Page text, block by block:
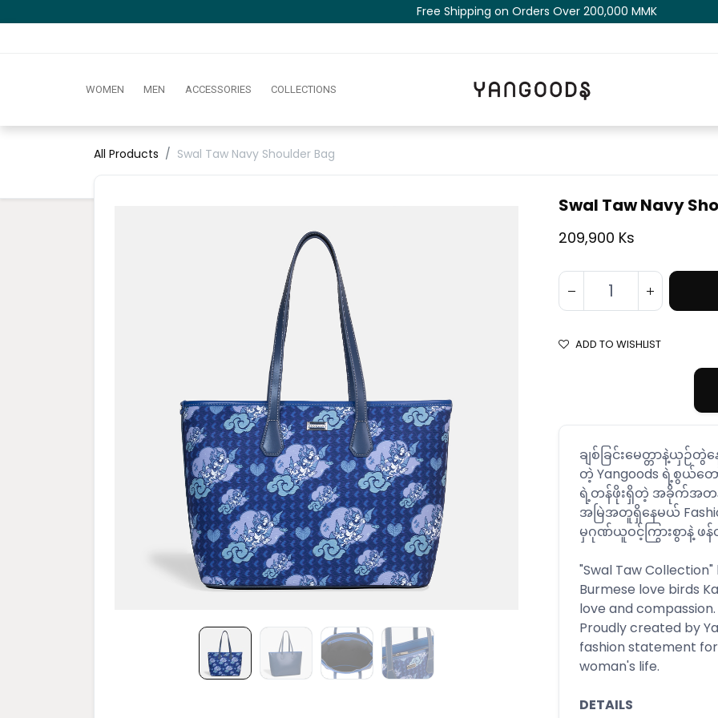
Free Shipping on Orders Over 200,000 MM​K​​ ​​​
WOMEN MEN ACCESSORIES COLLECTIONS
All Products Swal Taw Navy Shoulder Bag
Swal Taw Navy
209,900 Ks
ADD TO WISHLIST
ချစ်ခြင်းမေတ္တာနဲ့ယှဉ်
တဲ့ Yangoods ရဲ့စွယ်တ
ရဲ့တန်ဖိုးရှိတဲ့ အခိုက်အတ
အမြဲအတူရှိနေမယ်
မှဂုဏ်ယူဝင့်ကြွားစွာနဲ့
"Swal Taw
Burmese love birds
love and compassion.
Proudly created by
fashion statement
woman's life.
DETAILS